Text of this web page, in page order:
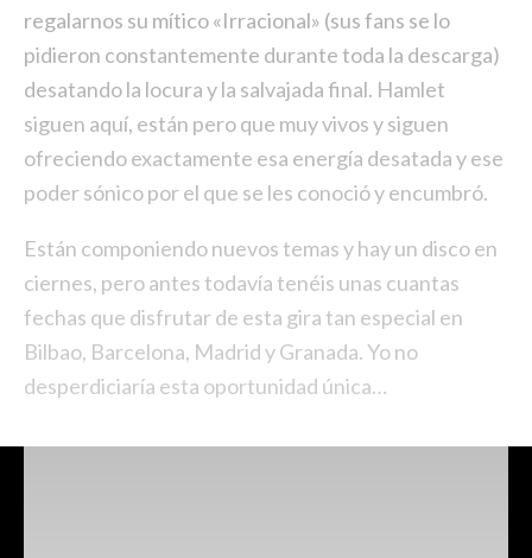
regalarnos su mítico «Irracional» (sus fans se lo
pidieron constantemente durante toda la descarga)
desatando la locura y la salvajada final. Hamlet
siguen aquí, están pero que muy vivos y siguen
ofreciendo exactamente esa energía desatada y ese
poder sónico por el que se les conoció y encumbró.
Están componiendo nuevos temas y hay un disco en
ciernes, pero antes todavía tenéis unas cuantas
fechas que disfrutar de esta gira tan especial en
Bilbao, Barcelona, Madrid y Granada. Yo no
desperdiciaría esta oportunidad única…